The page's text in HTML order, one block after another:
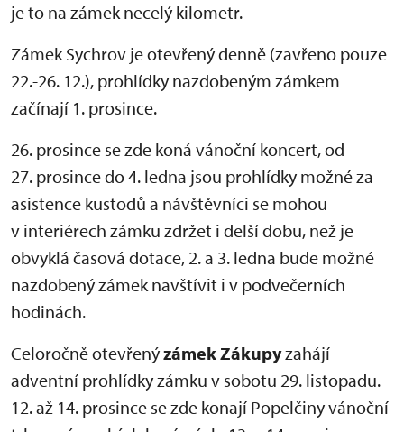
je to na zámek necelý kilometr.
Zámek Sychrov je otevřený denně (zavřeno pouze
22.-26. 12.), prohlídky nazdobeným zámkem
začínají 1. prosince.
26. prosince se zde koná vánoční koncert, od
27. prosince do 4. ledna jsou prohlídky možné za
asistence kustodů a návštěvníci se mohou
v interiérech zámku zdržet i delší dobu, než je
obvyklá časová dotace, 2. a 3. ledna bude možné
nazdobený zámek navštívit i v podvečerních
hodinách.
Celoročně otevřenýzámek Zákupyzahájí
adventní prohlídky zámku v sobotu 29. listopadu.
12. až 14. prosince se zde konají Popelčiny vánoční